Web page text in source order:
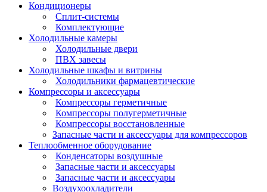
Кондиционеры
Сплит-системы
Комплектующие
Холодильные камеры
Холодильные двери
ПВХ завесы
Холодильные шкафы и витрины
Холодильники фармацевтические
Компрессоры и аксессуары
Компрессоры герметичные
Компрессоры полугерметичные
Компрессоры восстановленные
Запасные части и аксессуары для компрессоров
Теплообменное оборудование
Конденсаторы воздушные
Запасные части и аксессуары
Запасные части и аксессуары
Воздухоохладители